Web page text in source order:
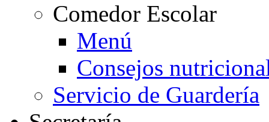
Comedor Escolar
Menú
Consejos
Servicio de Guardería